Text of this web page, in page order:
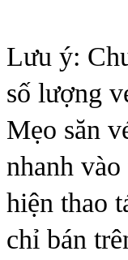
Lưu ý:
số lượng
Mẹo săn
nhanh
hiện thao
chỉ bán